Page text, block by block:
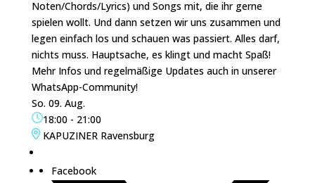
Noten/Chords/Lyrics) und Songs mit, die ihr gerne
spielen wollt. Und dann setzen wir uns zusammen und
legen einfach los und schauen was passiert. Alles darf,
nichts muss. Hauptsache, es klingt und macht Spaß!
Mehr Infos und regelmäßige Updates auch in unserer
WhatsApp-Community!
So. 09. Aug.
18:00 - 21:00
KAPUZINER Ravensburg
Facebook